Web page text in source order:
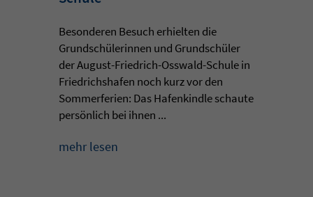
Besonderen Besuch erhielten die
Grundschülerinnen und Grundschüler
der August-Friedrich-Osswald-Schule in
Friedrichshafen noch kurz vor den
Sommerferien: Das Hafenkindle schaute
persönlich bei ihnen ...
mehr lesen